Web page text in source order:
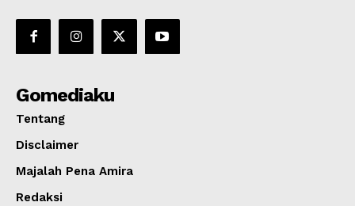
Gomediaku
Tentang
Disclaimer
Majalah Pena Amira
Redaksi